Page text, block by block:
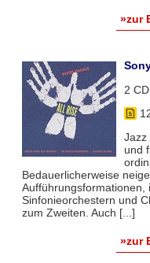
»zur
2
Jazz
und
Bedauerlicherweise
Aufführungsformationen,
Sinfonieorchestern und
zum Zweiten. Auch [...]
»zur